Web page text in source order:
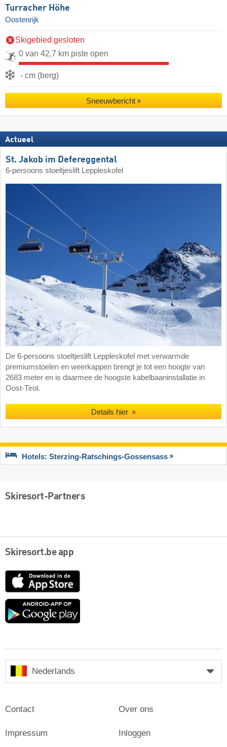
Turracher Höhe
Oostenrijk
Skigebied gesloten
0 van 42,7 km piste open
- cm (berg)
Sneeuwbericht
Actueel
St. Jakob im Defereggental
6-persoons stoeltjeslift Leppleskofel
De 6-persoons stoeltjeslift Leppleskofel met verwarmde
premiumstoelen en weerkappen brengt je tot een hoogte van
2683 meter en is daarmee de hoogste kabelbaaninstallatie in
Oost-Tirol.
Details hier
Hotels: Sterzing-Ratschings-Gossensass
Skiresort-Partners
Skiresort.be app
App
Google
Nederlands
Contact
Impressum
Over ons
Inloggen